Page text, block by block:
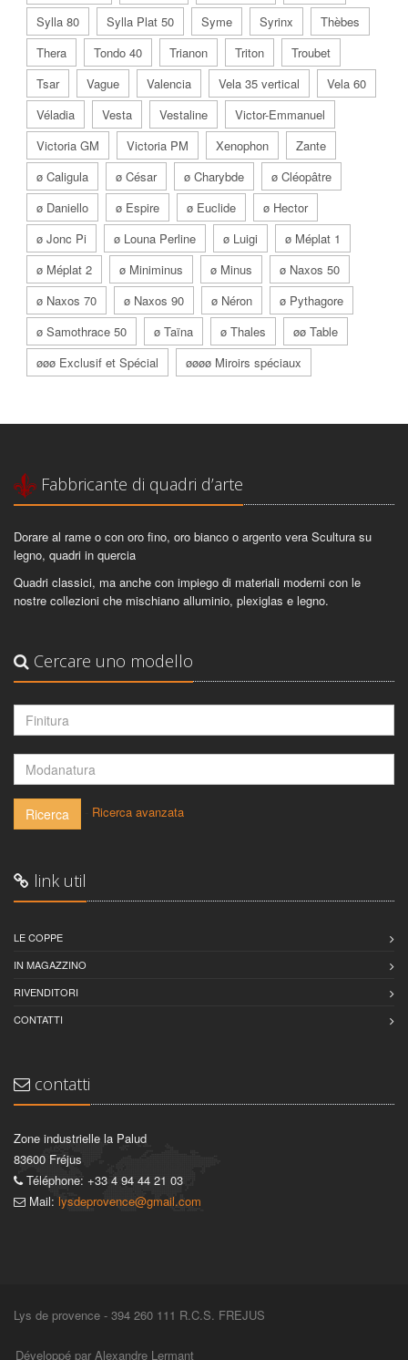
Sylla 80
Sylla Plat 50 Syme Syrinx
Thèbes
Thera
Tondo 40 Trianon Triton
Troubet
Tsar
Vague Valencia Vela 35 vertical
Vela 60
Véladia
Vesta Vestaline
Victor-Emmanuel
Victoria GM
Victoria PM Xenophon
Zante
ø Caligula
ø César ø Charybde
ø Cléopâtre
ø Daniello
ø Espire ø Euclide
ø Hector
ø Jonc Pi
ø Louna Perline ø Luigi
ø Méplat 1
ø Méplat 2
ø Miniminus ø Minus
ø Naxos 50
ø Naxos 70
ø Naxos 90 ø Néron
ø Pythagore
ø Samothrace 50
ø Taïna ø Thales
øø Table
øøø Exclusif et Spécial
øøøø Miroirs spéciaux
Fabbricante di quadri d’arte
Dorare al rame o con oro fino, oro bianco o argento vera Scultura su
legno, quadri in quercia
Quadri classici, ma anche con impiego di materiali moderni con le
nostre collezioni che mischiano alluminio, plexiglas e legno.
Cercare uno modello
Ricerca Ricerca avanzata
link util
LE COPPE
IN MAGAZZINO
RIVENDITORI
CONTATTI
contatti
Zone industrielle la Palud
83600 Fréjus
Téléphone: +33 4 94 44 21 03
Mail: lysdeprovence@gmail.com
Lys de provence - 394 260 111 R.C.S. FREJUS
Développé par Alexandre Lermant